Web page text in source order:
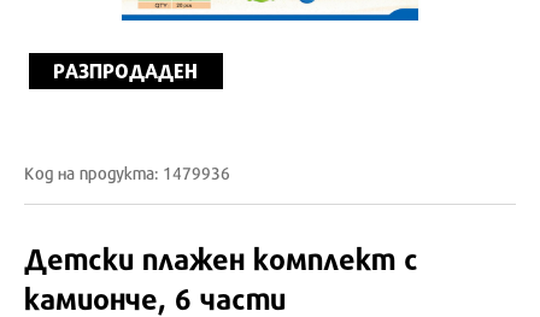
РАЗПРОДАДЕН
Код на продукта: 1479936
Детски плажен комплект с
камионче, 6 части